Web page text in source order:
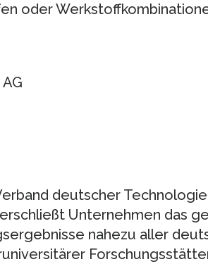
oder
deutscher
Unternehmen das
nahezu aller